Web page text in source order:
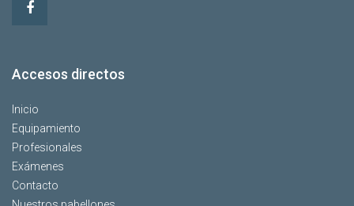
Accesos directos
Inicio
Equipamiento
Profesionales
Exámenes
Contacto